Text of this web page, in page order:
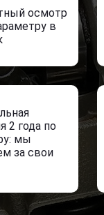
осмотр
в
2 года по
мы
за свои